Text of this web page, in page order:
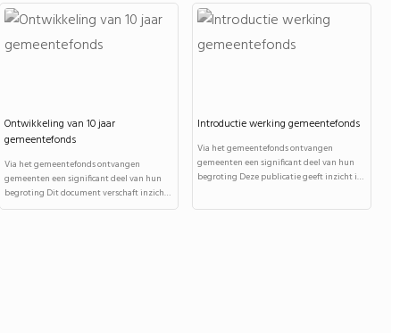
Ontwikkeling van 10 jaar
gemeentefonds
Via het gemeentefonds ontvangen
gemeenten een significant deel van hun
begroting Dit document verschaft inzicht
in hoe de totale...
Introductie werking gemeentefonds
Via het gemeentefonds ontvangen
gemeenten een significant deel van hun
begroting Deze publicatie geeft inzicht in